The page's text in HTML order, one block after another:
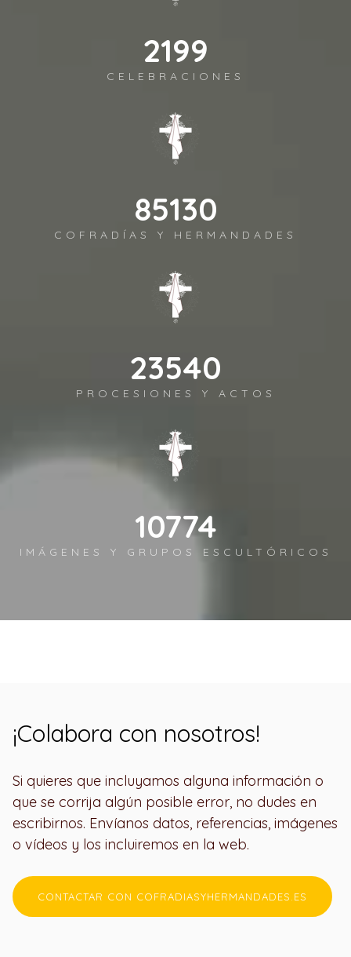
2541
CELEBRACIONES
98372
COFRADÍAS Y HERMANDADES
27202
PROCESIONES Y ACTOS
12450
IMÁGENES Y GRUPOS ESCULTÓRICOS
¡Colabora con nosotros!
Si quieres que incluyamos alguna información o
que se corrija algún posible error, no dudes en
escribirnos. Envíanos datos, referencias, imágenes
o vídeos y los incluiremos en la web.
CONTACTAR CON COFRADIASYHERMANDADES.ES